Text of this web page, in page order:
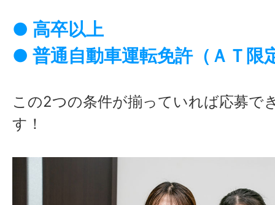
● 高卒以上
● 普通自動車運転免許（ＡＴ限
この2つの条件が揃っていれば応募で
す！